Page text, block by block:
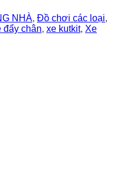
NHÀ, Đồ chơi các loại,
đẩy chân, xe kutkit, Xe